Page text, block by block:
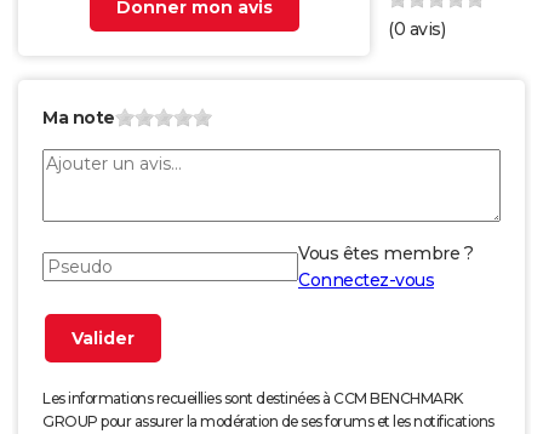
Donner mon avis
(0 avis)
Ma note
Vous êtes membre ?
Connectez-vous
Les informations recueillies sont destinées à CCM BENCHMARK
GROUP pour assurer la modération de ses forums et les notifications